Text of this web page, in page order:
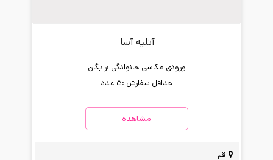
آتلیه آسا
ورودی عکاسی خانوادگی :رایگان
حداقل سفارش :5 عدد
مشاهده
قم